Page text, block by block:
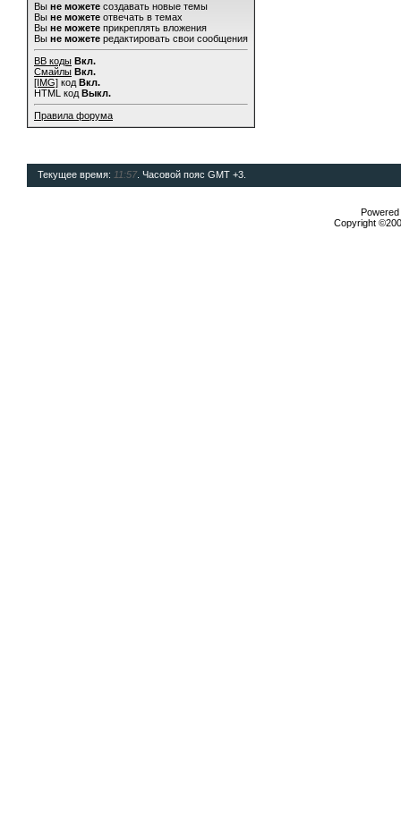
Вы не можете создавать новые темы
Вы не можете отвечать в темах
Вы не можете прикреплять вложения
Вы не можете редактировать свои сообщения
BB коды Вкл.
Смайлы Вкл.
[IMG] код Вкл.
HTML код Выкл.
Правила форума
Текущее время: 11:57. Часовой пояс GMT +3.
Copyright